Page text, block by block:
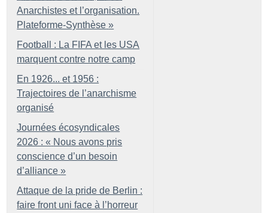
Anarchistes et l’organisation.
Plateforme-Synthèse »
Football : La FIFA et les USA
marquent contre notre camp
En 1926... et 1956 :
Trajectoires de l’anarchisme
organisé
Journées écosyndicales
2026 : « Nous avons pris
conscience d’un besoin
d’alliance »
Attaque de la pride de Berlin :
faire front uni face à l’horreur